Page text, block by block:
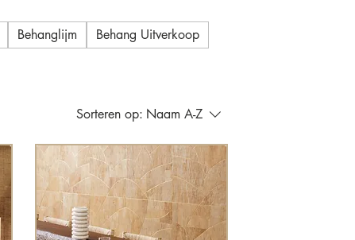
Behanglijm Behang Uitverkoop
Sorteren op: Naam A-Z